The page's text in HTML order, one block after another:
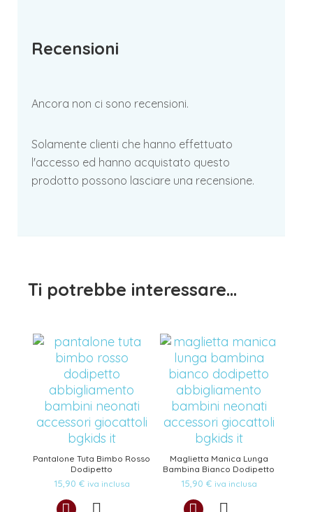
Recensioni
Ancora non ci sono recensioni.
Solamente clienti che hanno effettuato
l'accesso ed hanno acquistato questo
prodotto possono lasciare una recensione.
Ti potrebbe interessare…
Pantalone Tuta Bimbo Rosso
Dodipetto
15,90 € iva inclusa
Maglietta Manica Lunga
Bambina Bianco Dodipetto
15,90 € iva inclusa